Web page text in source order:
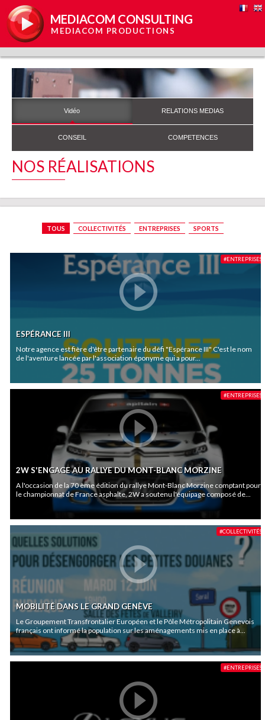
MEDIACOM CONSULTING
MEDIACOM PRODUCTIONS
Vidéo RELATIONS MEDIAS
CONSEIL COMPETENCES
NOS RÉALISATIONS
TOUS COLLECTIVITÉS ENTREPRISES SPORTS
ESPÉRANCE III
Notre agence est fière d'être partenaire du défi "Espérance III" C'est le nom
de l'aventure lancée par l'association éponyme qui a pour...
#ENTREPRISES
2W S'ENGAGE AU RALLYE DU MONT-BLANC MORZINE
A l'occasion de la 70 ème édition du rallye Mont-Blanc Morzine comptant pour
le championnat de France asphalte, 2W a soutenu l'équipage composé de...
#ENTREPRISES
MOBILITÉ DANS LE GRAND GENÈVE
Le Groupement Transfrontalier Européen et le Pôle Métropolitain Genevois
français ont informé la population sur les aménagements mis en place à...
#COLLECTIVITÉS
#ENTREPRISES